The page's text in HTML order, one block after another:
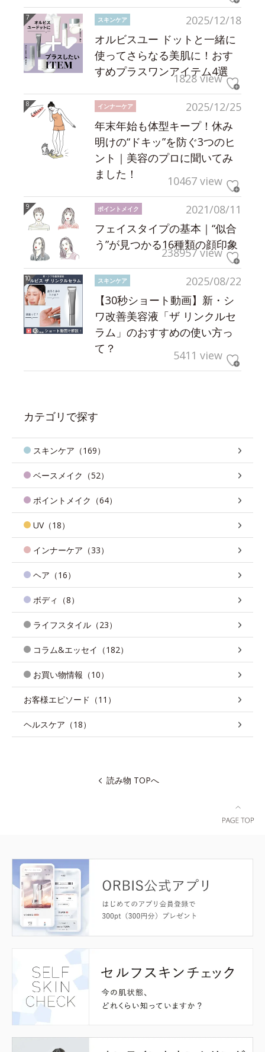
2025/12/18
スキンケア
オルビスユー ドットと一緒に
使ってさらなる美肌に！おす
すめプラスワンアイテム4選
1828 view
2025/12/25
インナーケア
年末年始も体型キープ！休み
明けの“ドキッ”を防ぐ3つのヒ
ント｜美容のプロに聞いてみ
ました！
10467 view
2021/08/11
ポイントメイク
フェイスタイプの基本｜“似合
う”が見つかる16種類の顔印象
238957 view
2025/08/22
スキンケア
【30秒ショート動画】新・シ
ワ改善美容液「ザ リンクルセ
ラム」のおすすめの使い方っ
て？
5411 view
カテゴリで探す
スキンケア（169）
ベースメイク（52）
ポイントメイク（64）
UV（18）
インナーケア（33）
ヘア（16）
ボディ（8）
ライフスタイル（23）
コラム&エッセイ（182）
お買い物情報（10）
お客様エピソード（11）
ヘルスケア（18）
読み物 TOPへ